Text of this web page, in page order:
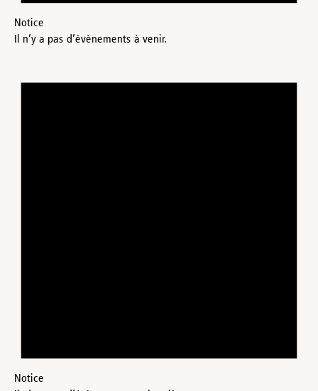
Notice
Il n’y a pas d’évènements à venir.
Notice